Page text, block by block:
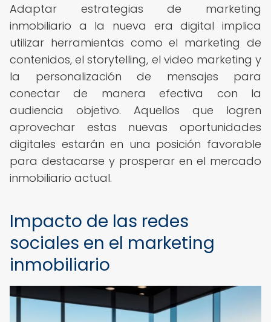
Adaptar estrategias de marketing
inmobiliario a la nueva era digital implica
utilizar herramientas como el marketing de
contenidos, el storytelling, el video marketing y
la personalización de mensajes para
conectar de manera efectiva con la
audiencia objetivo. Aquellos que logren
aprovechar estas nuevas oportunidades
digitales estarán en una posición favorable
para destacarse y prosperar en el mercado
inmobiliario actual.
Impacto de las redes
sociales en el marketing
inmobiliario